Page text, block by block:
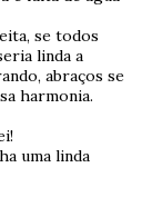
se todos
linda a
abraços se
harmonia.
uma linda